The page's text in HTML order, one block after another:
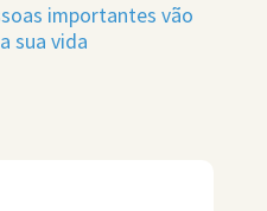
importantes vão
sua vida